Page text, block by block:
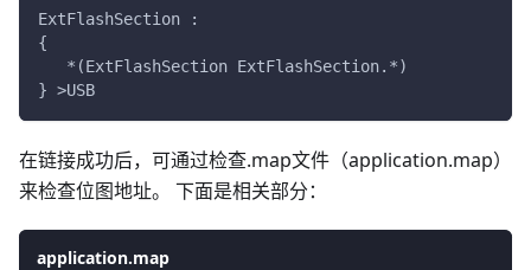
ExtFlashSection :
{
   *(ExtFlashSection ExtFlashSection.*)
} >USB
在链接成功后，可通过检查.map文件（application.map）
来检查位图地址。 下面是相关部分：
application.map